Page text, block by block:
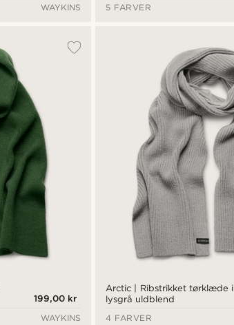
WAYKINS
5 FARVER
199,00 kr
WAYKINS
Arctic | Ribstrikket tørklæde i
lysgrå uldblend
4 FARVER